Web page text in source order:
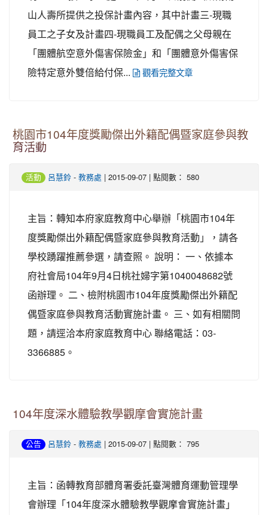
山人壽所提供之投保計畫內容，其中計畫三-現職
員工之子女及計畫四-現職員工及配偶之父母親在
「團體航空意外傷害保險金」和「團體意外傷害保
險特定意外雙倍給付保...
觀看完整文章
桃園市104年度獎勵傑出外籍配偶暨家庭參與教
育活動
活動 呂慧鈴 - 教務處 | 2015-09-07 | 點閱數： 580
主旨：轉知本府家庭教育中心舉辦「桃園市104年
度獎勵傑出外籍配偶暨家庭參與教育活動」，請各
學校踴躍推薦參選，請查照。 說明： 一、依據本
府社會局104年9月4日桃社婦字第1040048682號
函辦理。 二、檢附桃園市104年度獎勵傑出外籍配
偶暨家庭參與教育活動實施計畫。 三、如有相關問
題，請逕洽本府家庭教育中心 聯絡電話：03-
3366885。
104年度深水體驗教學觀摩會實施計畫
公告 呂慧鈴 - 教務處 | 2015-09-07 | 點閱數： 795
主旨：函轉教育部體育署委託臺灣體育運動管理學
會辦理「104年度深水體驗教學觀摩會實施計畫」